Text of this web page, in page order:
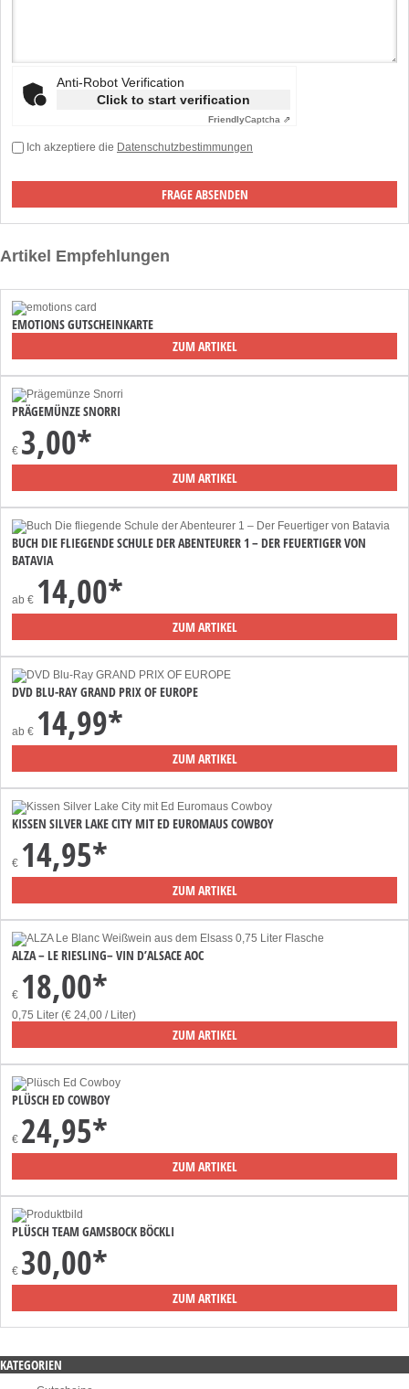
Anti-Robot Verification
Click to start verification
FriendlyCaptcha ⇗
Ich akzeptiere die Datenschutzbestimmungen
Artikel Empfehlungen
EMOTIONS GUTSCHEINKARTE
ZUM ARTIKEL
PRÄGEMÜNZE SNORRI
€ 3,00*
ZUM ARTIKEL
BUCH DIE FLIEGENDE SCHULE DER ABENTEURER 1 – DER FEUERTIGER VON
BATAVIA
ab € 14,00*
ZUM ARTIKEL
DVD BLU-RAY GRAND PRIX OF EUROPE
ab € 14,99*
ZUM ARTIKEL
KISSEN SILVER LAKE CITY MIT ED EUROMAUS COWBOY
€ 14,95*
ZUM ARTIKEL
ALZA – LE RIESLING– VIN D’ALSACE AOC
€ 18,00*
0,75 Liter (€ 24,00 / Liter)
ZUM ARTIKEL
PLÜSCH ED COWBOY
€ 24,95*
ZUM ARTIKEL
PLÜSCH TEAM GAMSBOCK BÖCKLI
€ 30,00*
ZUM ARTIKEL
KATEGORIEN